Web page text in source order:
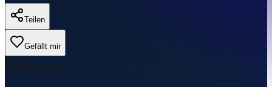
Teilen
Gefällt mir
0Aufrufe